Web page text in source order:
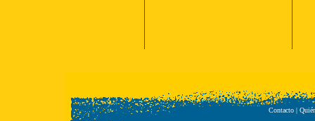
Contacto|